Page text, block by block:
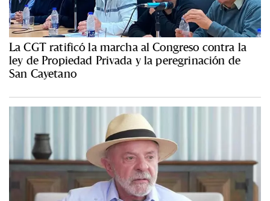
La CGT ratificó la marcha al Congreso contra la
ley de Propiedad Privada y la peregrinación de
San Cayetano